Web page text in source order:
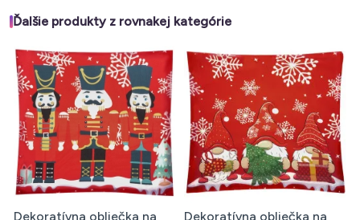
Ďalšie produkty z rovnakej kategórie
Dekoratívna obliečka na Dekoratívna obliečka na